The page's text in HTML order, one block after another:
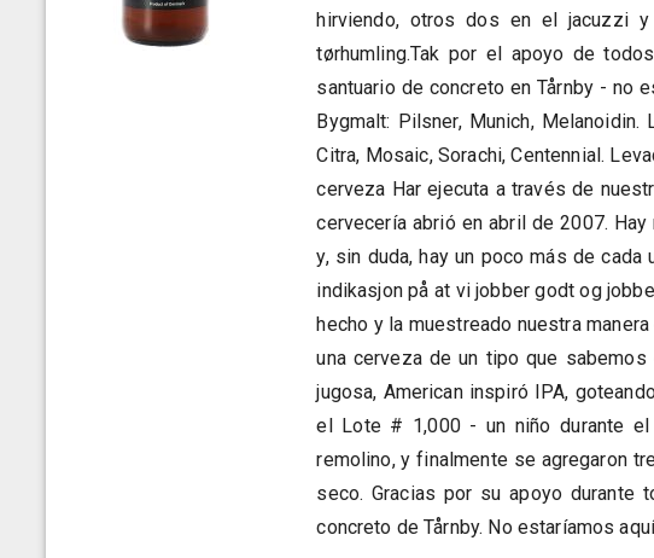
hirviendo, otros dos en el jacuzzi
tørhumling.Tak por el apoyo de
santuario de concreto en Tårnby - no
Bygmalt: Pilsner, Munich, Melanoidin.
Citra, Mosaic, Sorachi, Centennial.
cerveza Har ejecuta a través de
cervecería abrió en abril de 2007.
y, sin duda, hay un poco más de
indikasjon på at vi jobber godt og
hecho y la muestreado nuestra
una cerveza de un tipo que
jugosa, American inspiró IPA,
el Lote # 1,000 - un niño durante
remolino, y finalmente se agregaron
seco. Gracias por su apoyo
concreto de Tårnby. No estaríamos